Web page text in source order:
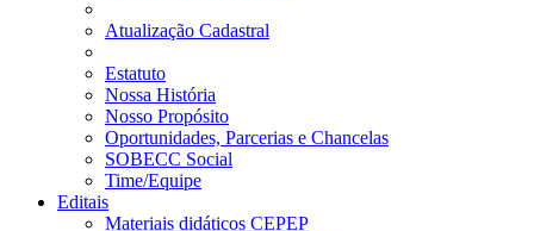
Atualização Cadastral
Estatuto
Nossa História
Nosso Propósito
Oportunidades, Parcerias e Chancelas
SOBECC Social
Time/Equipe
Editais
Materiais didáticos CEPEP